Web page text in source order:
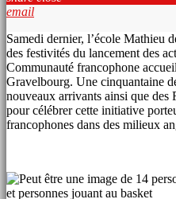
email
Samedi dernier, l’école Mathieu
des festivités du lancement des
Communauté francophone
Gravelbourg. Une cinquantaine
nouveaux arrivants ainsi que des
pour célébrer cette initiative
francophones dans des milieux